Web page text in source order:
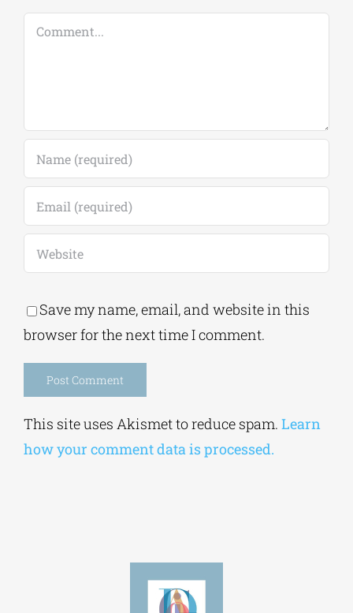
Save my name, email, and website in this
browser for the next time I comment.
Alternative:
how your comment data is processed.